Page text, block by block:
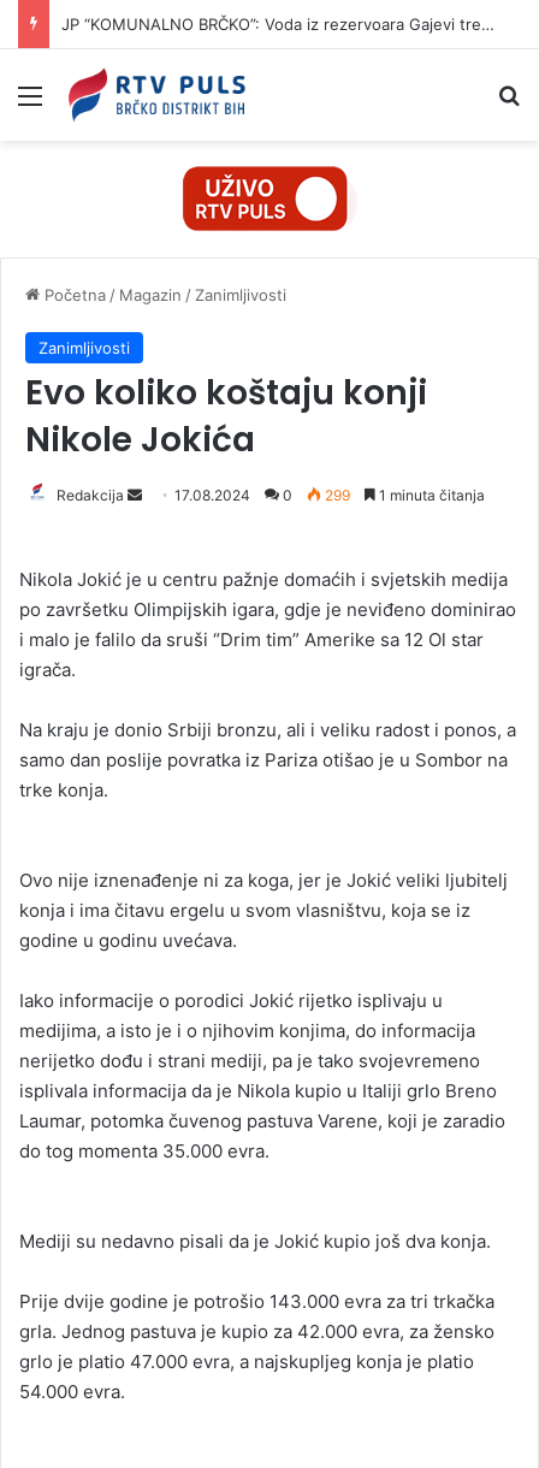
JP “KOMUNALNO BRČKO”: Voda iz rezervoara Gajevi trenutno nije za piće
Izbornik
Početna / Magazin / Zanimljivosti
Zanimljivosti
Evo koliko koštaju konji
Nikole Jokića
Redakcija
d
a
n
a
i
17.08.2024 0 299 1 minuta čitanja
​Nikola Jokić je u centru pažnje domaćih i svjetskih medija
po završetku Olimpijskih igara, gdje je neviđeno dominirao
i malo je falilo da sruši “Drim tim” Amerike sa 12 Ol star
igrača.
Na kraju je donio Srbiji bronzu, ali i veliku radost i ponos, a
samo dan poslije povratka iz Pariza otišao je u Sombor na
trke konja.
Ovo nije iznenađenje ni za koga, jer je Jokić veliki ljubitelj
konja i ima čitavu ergelu u svom vlasništvu, koja se iz
godine u godinu uvećava.
Iako informacije o porodici Jokić rijetko isplivaju u
medijima, a isto je i o njihovim konjima, do informacija
nerijetko dođu i strani mediji, pa je tako svojevremeno
isplivala informacija da je Nikola kupio u Italiji grlo Breno
Laumar, potomka čuvenog pastuva Varene, koji je zaradio
do tog momenta 35.000 evra.
Mediji su nedavno pisali da je Jokić kupio još dva konja.
Prije dvije godine je potrošio 143.000 evra za tri trkačka
grla. Jednog pastuva je kupio za 42.000 evra, za žensko
grlo je platio 47.000 evra, a najskupljeg konja je platio
54.000 evra.